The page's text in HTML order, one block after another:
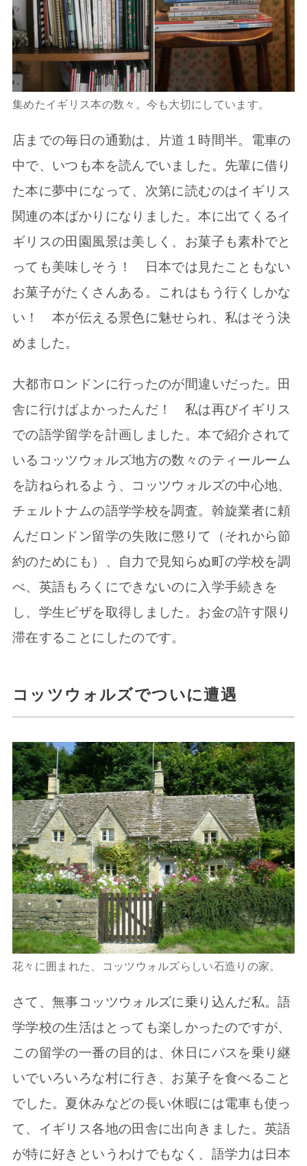
集めたイギリス本の数々。今も大切にしています。
店までの毎日の通勤は、片道１時間半。電車の
中で、いつも本を読んでいました。先輩に借り
た本に夢中になって、次第に読むのはイギリス
関連の本ばかりになりました。本に出てくるイ
ギリスの田園風景は美しく、お菓子も素朴でと
っても美味しそう！ 日本では見たこともない
お菓子がたくさんある。これはもう行くしかな
い！ 本が伝える景色に魅せられ、私はそう決
めました。
大都市ロンドンに行ったのが間違いだった。田
舎に行けばよかったんだ！ 私は再びイギリス
での語学留学を計画しました。本で紹介されて
いるコッツウォルズ地方の数々のティールーム
を訪ねられるよう、コッツウォルズの中心地、
チェルトナムの語学学校を調査。斡旋業者に頼
んだロンドン留学の失敗に懲りて（それから節
約のためにも）、自力で見知らぬ町の学校を調
べ、英語もろくにできないのに入学手続きを
し、学生ビザを取得しました。お金の許す限り
滞在することにしたのです。
コッツウォルズでついに遭遇
花々に囲まれた、コッツウォルズらしい石造りの家。
さて、無事コッツウォルズに乗り込んだ私。語
学学校の生活はとっても楽しかったのですが、
この留学の一番の目的は、休日にバスを乗り継
いでいろいろな村に行き、お菓子を食べること
でした。夏休みなどの長い休暇には電車も使っ
て、イギリス各地の田舎に出向きました。英語
が特に好きというわけでもなく、語学力は日本